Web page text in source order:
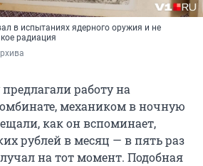
в испытаниях ядерного оружия и не
радиация
работу на
механиком в ночную
как он вспоминает,
рублей в месяц — в пять раз
на тот момент. Подобная